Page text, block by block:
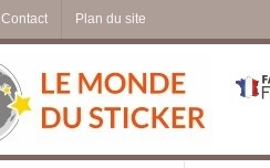
Contact Plan du site